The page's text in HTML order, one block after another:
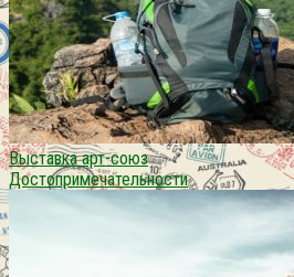
Выставка арт-союз
Достопримечательности